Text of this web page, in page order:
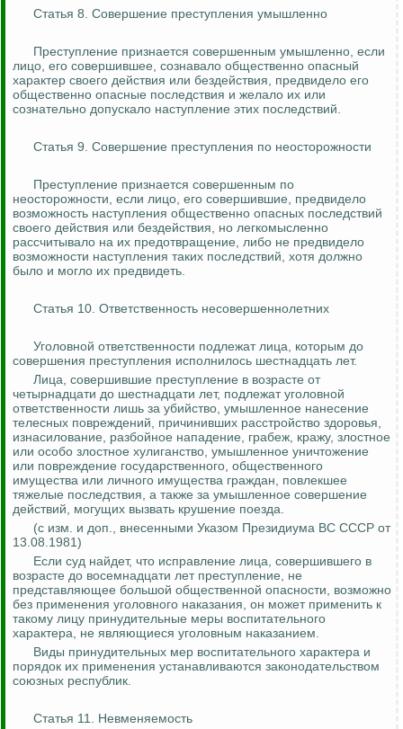
Статья 8. Совершение преступления умышленно
Преступление признается совершенным умышленно, если
лицо, его совершившее, сознавало общественно опасный
характер своего действия или бездействия, предвидело его
общественно опасные последствия и желало их или
сознательно допускало наступление этих последствий.
Статья 9. Совершение преступления по неосторожности
Преступление признается совершенным по
неосторожности, если лицо, его совершившие, предвидело
возможность наступления общественно опасных последствий
своего действия или бездействия, но легкомысленно
рассчитывало на их предотвращение, либо не предвидело
возможности наступления таких последствий, хотя должно
было и могло их предвидеть.
Статья 10. Ответственность несовершеннолетних
Уголовной ответственности подлежат лица, которым до
совершения преступления исполнилось шестнадцать лет.
Лица, совершившие преступление в возрасте от
четырнадцати до шестнадцати лет, подлежат уголовной
ответственности лишь за убийство, умышленное нанесение
телесных повреждений, причинивших расстройство здоровья,
изнасилование, разбойное нападение, грабеж, кражу, злостное
или особо злостное хулиганство, умышленное уничтожение
или повреждение государственного, общественного
имущества или личного имущества граждан, повлекшее
тяжелые последствия, а также за умышленное совершение
действий, могущих вызвать крушение поезда.
(с изм. и доп., внесенными Указом Президиума ВС СССР от
13.08.1981)
Если суд найдет, что исправление лица, совершившего в
возрасте до восемнадцати лет преступление, не
представляющее большой общественной опасности, возможно
без применения уголовного наказания, он может применить к
такому лицу принудительные меры воспитательного
характера, не являющиеся уголовным наказанием.
Виды принудительных мер воспитательного характера и
порядок их применения устанавливаются законодательством
союзных республик.
Статья 11. Невменяемость